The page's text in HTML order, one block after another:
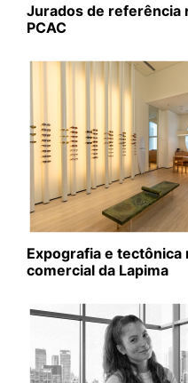
Jurados de referência
PCAC
Expografia e
comercial da Lapima